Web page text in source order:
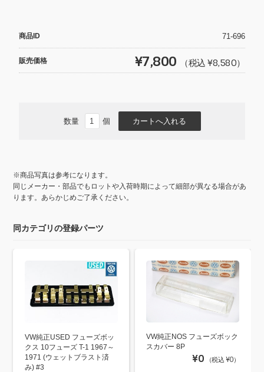
e
b
o
商品ID 71-696
販売価格 ¥7,800 （税込 ¥8,580）
数量 個
※商品写真は参考になります。
同じメーカー・部品でもロットや入荷時期によって細部が異なる場合があ
ります。あらかじめご了承ください。
同カテゴリの登録パーツ
VW純正USED フューズボッ
クス 10フューズ T-1 1967～
1971 (ウェットブラスト済
み) #3
VW純正NOS フューズボック
スカバー 8P
¥0 （税込 ¥0）